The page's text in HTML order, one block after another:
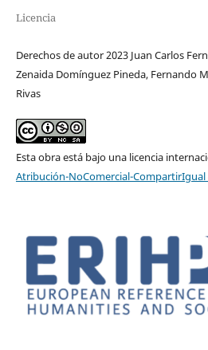
Licencia
Derechos de autor 2023 Juan Carlos
Zenaida Domínguez Pineda, Fernando
Rivas
Esta obra está bajo una licencia
Atribución-NoComercial-CompartirIgual